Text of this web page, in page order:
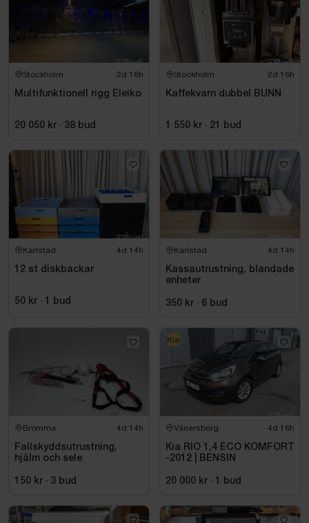
Stockholm 2d 16h
Multifunktionell rigg Eleiko
20 050 kr · 38 bud
Stockholm 2d 16h
Kaffekvarn dubbel BUNN
1 550 kr · 21 bud
Karlstad 4d 14h
12 st diskbackar
50 kr · 1 bud
Karlstad 4d 14h
Kassautrustning, blandade
enheter
350 kr · 6 bud
Bromma 4d 14h
Fallskyddsutrustning,
hjälm och sele
150 kr · 3 bud
Vänersborg 4d 16h
Kia RIO 1,4 ECO KOMFORT
-2012 | BENSIN
20 000 kr · 1 bud
Kia